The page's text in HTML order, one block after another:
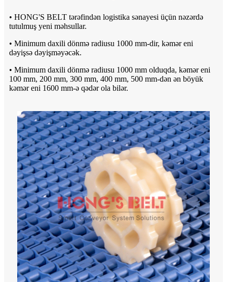
• HONG'S BELT tərəfindən logistika sənayesi üçün nəzərdə
tutulmuş yeni məhsullar.
• Minimum daxili dönmə radiusu 1000 mm-dir, kəmər eni
dəyişsə dəyişməyəcək.
• Minimum daxili dönmə radiusu 1000 mm olduqda, kəmər eni
100 mm, 200 mm, 300 mm, 400 mm, 500 mm-dən ən böyük
kəmər eni 1600 mm-ə qədər ola bilər.